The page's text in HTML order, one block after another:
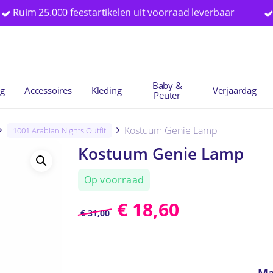
25.000 feestartikelen uit voorraad leverbaar
Accessoires Kleding
Baby &
Peuter
Verjaardag
1001 Arabian Nights Outfit Kostuum Genie Lamp
Kostuum Genie Lamp
Op voorraad
€31,00 € 18,60